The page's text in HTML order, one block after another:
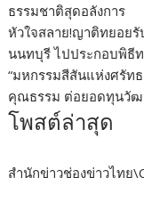
ธรรมชาติสุดอลังการ
หัวใจสลาย!ญาติทยอยรั
นนทบุรี ไปประกอบพิธี
“มหกรรมสีสันแห่งศรั
คุณธรรม ต่อยอดทุนวั
โพสต์ล่าสุด
สำนักข่าวช่องข่าวไทย